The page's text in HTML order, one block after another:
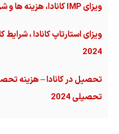
ویزای IMP کانادا، هزینه ها و شرایط کامل اقدام 2024
ویزای استارتاپ کانادا ،
2024
تحصیل در کانادا – هزینه‌
تحصیلی 2024